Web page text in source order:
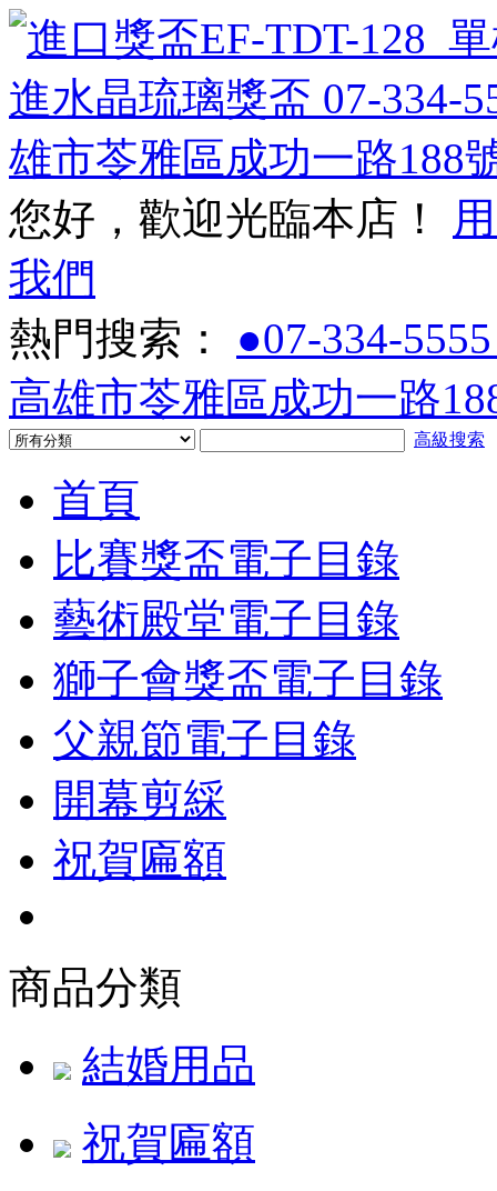
您好，歡迎光臨本店！
我們
熱門搜索： ●07-334-
高雄市苓雅區成功一路
高級搜索
首頁
比賽獎盃電子目錄
藝術殿堂電子目錄
獅子會獎盃電子目錄
父親節電子目錄
開幕剪綵
祝賀匾額
商品分類
結婚用品
祝賀匾額